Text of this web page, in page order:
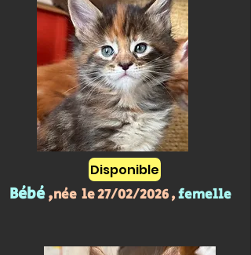
Disponible
Bébé,née le 27/02/2026 ,femelle